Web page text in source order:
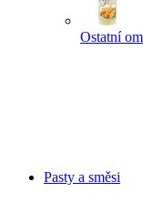
Ostatní
Pasty a směsi